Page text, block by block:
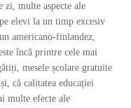
zi, multe aspecte ale
elevi la un timp excesiv
americano-finlandez,
încă printre cele mai
mesele școlare gratuite
că calitatea educației
multe efecte ale